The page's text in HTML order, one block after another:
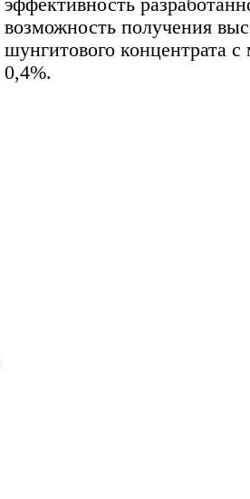
эффективность
возможность получения
шунгитового концентрата
0,4%.